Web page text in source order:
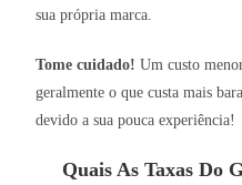
sua própria marca.
Tome cuidado! Um custo
geralmente o que custa mais
devido a sua pouca experiência!
Quais As Taxas Do